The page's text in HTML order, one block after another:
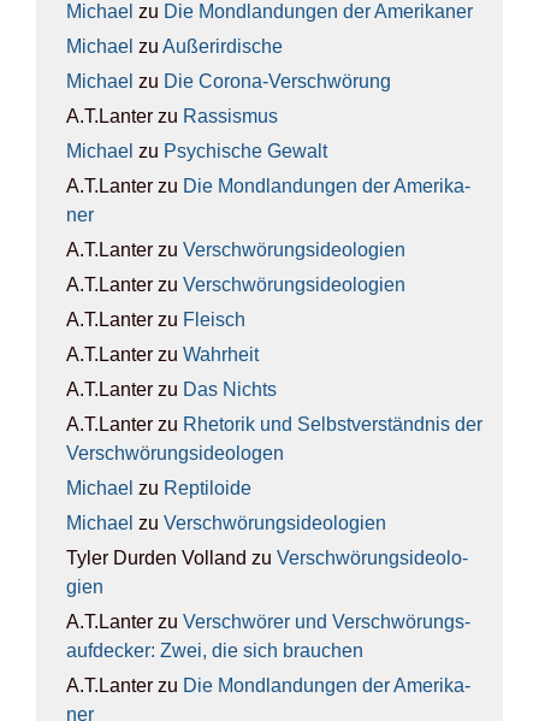
Michael zu Die Mond­lan­dun­gen der Ame­ri­ka­ner
Michael zu Außer­ir­di­sche
Michael zu Die Coro­na-Ver­schwö­rung
A.T.Lanter zu Ras­sis­mus
Michael zu Psy­chi­sche Gewalt
A.T.Lanter zu Die Mond­lan­dun­gen der Ame­ri­ka­
ner
A.T.Lanter zu Ver­schwö­rungs­ideo­lo­gien
A.T.Lanter zu Ver­schwö­rungs­ideo­lo­gien
A.T.Lanter zu Fleisch
A.T.Lanter zu Wahr­heit
A.T.Lanter zu Das Nichts
A.T.Lanter zu Rhe­to­rik und Selbst­ver­ständ­nis der
Ver­schwö­rungs­ideo­lo­gen
Michael zu Rep­ti­lo­ide
Michael zu Ver­schwö­rungs­ideo­lo­gien
Tyler Durden Volland zu Ver­schwö­rungs­ideo­lo­
gien
A.T.Lanter zu Ver­schwö­rer und Ver­schwö­rungs­
auf­de­cker: Zwei, die sich brau­chen
A.T.Lanter zu Die Mond­lan­dun­gen der Ame­ri­ka­
ner